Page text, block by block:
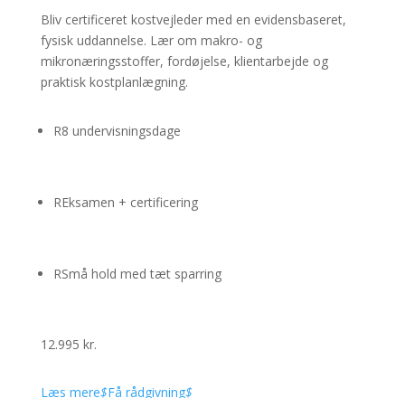
Bliv certificeret kostvejleder med en evidensbaseret,
fysisk uddannelse. Lær om makro- og
mikronæringsstoffer, fordøjelse, klientarbejde og
praktisk kostplanlægning.
R8 undervisningsdage
REksamen + certificering
RSmå hold med tæt sparring
12.995 kr.
Læs mere$Få rådgivning$